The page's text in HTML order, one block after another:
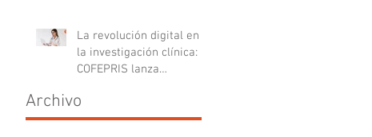
La revolución digital en
la investigación clínica:
COFEPRIS lanza
Archivo